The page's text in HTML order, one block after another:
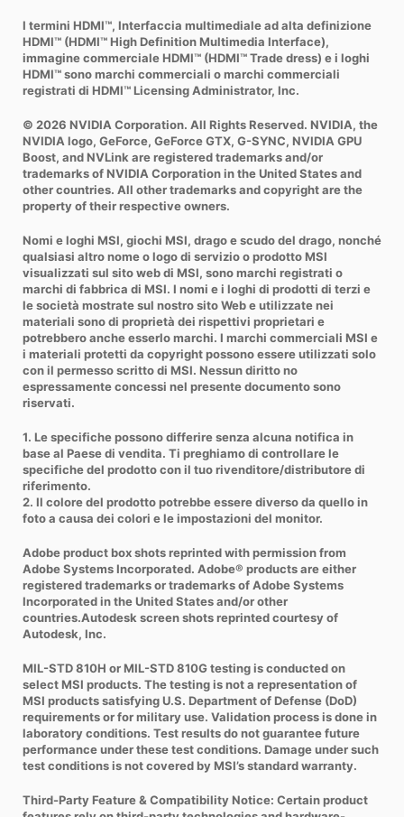
I termini HDMI™, Interfaccia multimediale ad alta definizione
HDMI™ (HDMI™ High Definition Multimedia Interface),
immagine commerciale HDMI™ (HDMI™ Trade dress) e i loghi
HDMI™ sono marchi commerciali o marchi commerciali
registrati di HDMI™ Licensing Administrator, Inc.
© 2026 NVIDIA Corporation. All Rights Reserved. NVIDIA, the
NVIDIA logo, GeForce, GeForce GTX, G-SYNC, NVIDIA GPU
Boost, and NVLink are registered trademarks and/or
trademarks of NVIDIA Corporation in the United States and
other countries. All other trademarks and copyright are the
property of their respective owners.
Nomi e loghi MSI, giochi MSI, drago e scudo del drago, nonché
qualsiasi altro nome o logo di servizio o prodotto MSI
visualizzati sul sito web di MSI, sono marchi registrati o
marchi di fabbrica di MSI. I nomi e i loghi di prodotti di terzi e
le società mostrate sul nostro sito Web e utilizzate nei
materiali sono di proprietà dei rispettivi proprietari e
potrebbero anche esserlo marchi. I marchi commerciali MSI e
i materiali protetti da copyright possono essere utilizzati solo
con il permesso scritto di MSI. Nessun diritto no
espressamente concessi nel presente documento sono
riservati.
1. Le specifiche possono differire senza alcuna notifica in
base al Paese di vendita. Ti preghiamo di controllare le
specifiche del prodotto con il tuo rivenditore/distributore di
riferimento.
2. Il colore del prodotto potrebbe essere diverso da quello in
foto a causa dei colori e le impostazioni del monitor.
Adobe product box shots reprinted with permission from
Adobe Systems Incorporated. Adobe® products are either
registered trademarks or trademarks of Adobe Systems
Incorporated in the United States and/or other
countries.Autodesk screen shots reprinted courtesy of
Autodesk, Inc.
MIL-STD 810H or MIL-STD 810G testing is conducted on
select MSI products. The testing is not a representation of
MSI products satisfying U.S. Department of Defense (DoD)
requirements or for military use. Validation process is done in
laboratory conditions. Test results do not guarantee future
performance under these test conditions. Damage under such
test conditions is not covered by MSI’s standard warranty.
Third-Party Feature & Compatibility Notice: Certain product